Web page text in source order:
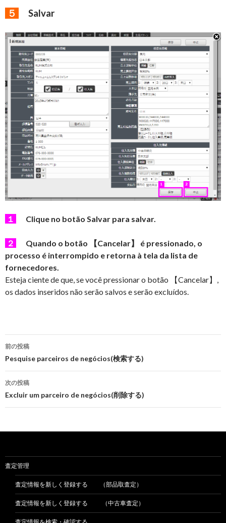
５ Salvar
１ Clique no botão Salvar para salvar.
２
Quando o botão 【Cancelar】 é pressionado, o
processo é interrompido e retorna à tela da lista de
fornecedores.
Esteja ciente de que, se você pressionar o botão 【Cancelar】,
os dados inseridos não serão salvos e serão excluídos.
投
稿
ナ
ゲ
シ
ョ
ン
前の投稿
Pesquise parceiros de negócios(検索する)
次の投稿
Excluir um parceiro de negócios(削除する)
査定管理
査定情報を新しく登録する （部品取査定）
査定情報を新しく登録する （中古車査定）